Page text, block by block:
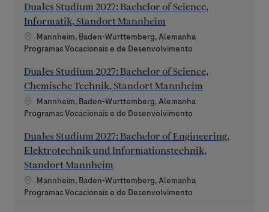
Duales Studium 2027: Bachelor of Science,
Informatik, Standort Mannheim
Localização
Mannheim, Baden-Wurttemberg, Alemanha
Categoria
Programas Vocacionais e de Desenvolvimento
Duales Studium 2027: Bachelor of Science,
Chemische Technik, Standort Mannheim
Localização
Mannheim, Baden-Wurttemberg, Alemanha
Categoria
Programas Vocacionais e de Desenvolvimento
Duales Studium 2027: Bachelor of Engineering,
Elektrotechnik und Informationstechnik,
Standort Mannheim
Localização
Mannheim, Baden-Wurttemberg, Alemanha
Categoria
Programas Vocacionais e de Desenvolvimento